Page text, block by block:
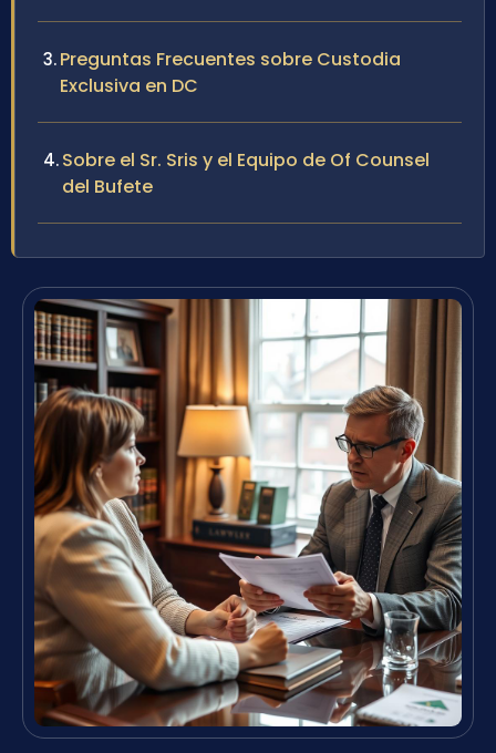
Preguntas Frecuentes sobre Custodia
Exclusiva en DC
Sobre el Sr. Sris y el Equipo de Of Counsel
del Bufete